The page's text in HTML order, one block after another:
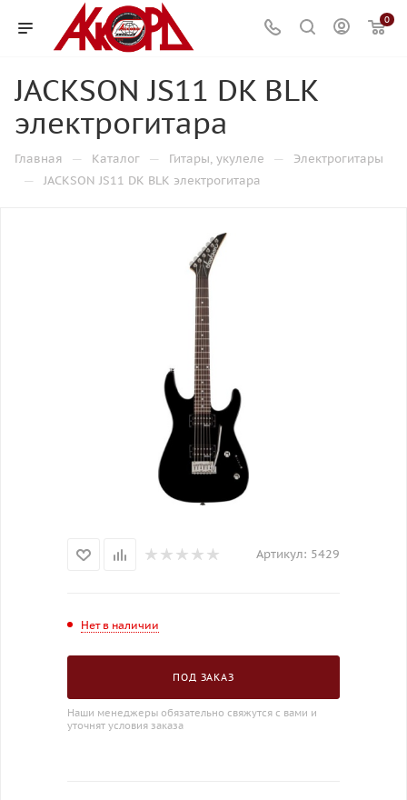
0
JACKSON JS11 DK BLK
электрогитара
Главная — Каталог — Гитары, укулеле — Электрогитары
— JACKSON JS11 DK BLK электрогитара
Артикул: 5429
Нет в наличии
ПОД ЗАКАЗ
Наши менеджеры обязательно свяжутся с вами и
уточнят условия заказа